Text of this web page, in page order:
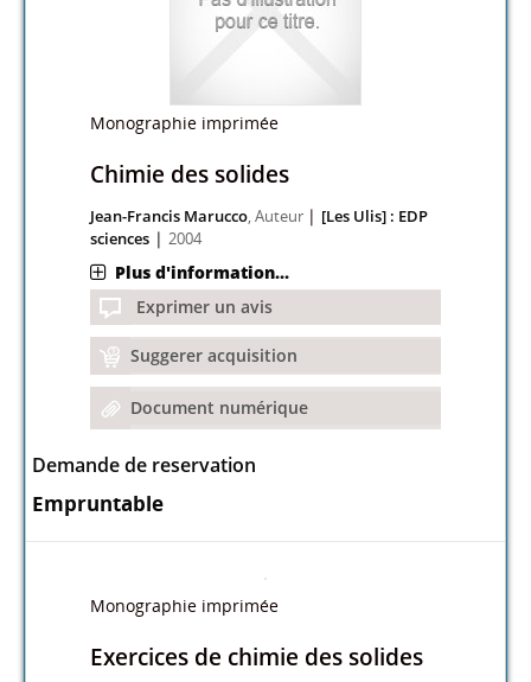
Monographie imprimée
Chimie des solides
Jean-Francis Marucco, Auteur | [Les Ulis] : EDP
sciences |2004
Plus d'information...
Exprimer un avis
Suggerer acquisition
Document numérique
Demande de reservation
Empruntable
Monographie imprimée
Exercices de chimie des solides